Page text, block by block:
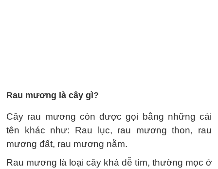
Rau mương là cây gì?
Cây rau mương còn được gọi bằng những cái
tên khác như: Rau lục, rau mương thon, rau
mương đất, rau mương nằm.
Rau mương là loại cây khá dễ tìm, thường mọc ở